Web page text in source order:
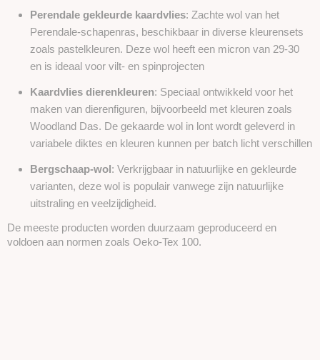
Perendale gekleurde kaardvlies: Zachte wol van het
Perendale-schapenras, beschikbaar in diverse kleurensets
zoals pastelkleuren. Deze wol heeft een micron van 29-30
en is ideaal voor vilt- en spinprojecten​
Kaardvlies dierenkleuren: Speciaal ontwikkeld voor het
maken van dierenfiguren, bijvoorbeeld met kleuren zoals
Woodland Das. De gekaarde wol in lont wordt geleverd in
variabele diktes en kleuren kunnen per batch licht verschillen​
Bergschaap-wol: Verkrijgbaar in natuurlijke en gekleurde
varianten, deze wol is populair vanwege zijn natuurlijke
uitstraling en veelzijdigheid.
De meeste producten worden duurzaam geproduceerd en
voldoen aan normen zoals Oeko-Tex 100.